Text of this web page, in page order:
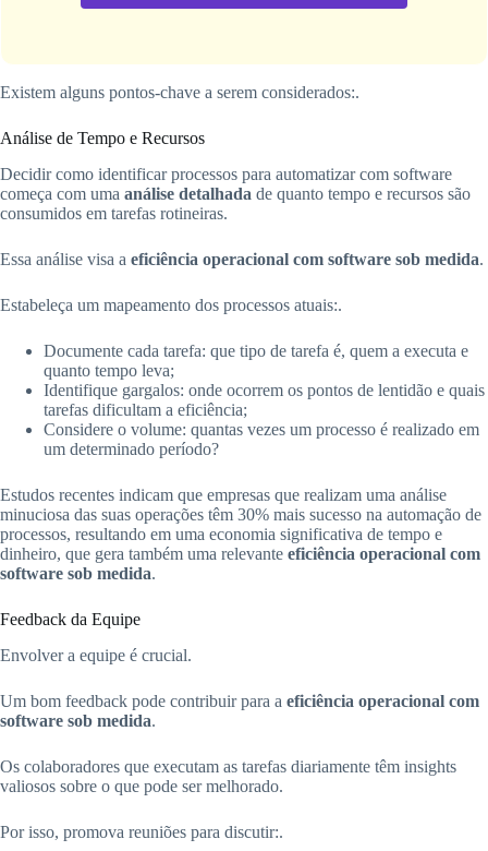
Existem alguns pontos-chave a serem considerados:.
Análise de Tempo e Recursos
Decidir como identificar processos para automatizar com software
começa com uma análise detalhada de quanto tempo e recursos são
consumidos em tarefas rotineiras.
Essa análise visa a eficiência operacional com software sob medida.
Estabeleça um mapeamento dos processos atuais:.
Documente cada tarefa: que tipo de tarefa é, quem a executa e
quanto tempo leva;
Identifique gargalos: onde ocorrem os pontos de lentidão e quais
tarefas dificultam a eficiência;
Considere o volume: quantas vezes um processo é realizado em
um determinado período?
Estudos recentes indicam que empresas que realizam uma análise
minuciosa das suas operações têm 30% mais sucesso na automação de
processos, resultando em uma economia significativa de tempo e
dinheiro, que gera também uma relevante eficiência operacional com
software sob medida.
Feedback da Equipe
Envolver a equipe é crucial.
Um bom feedback pode contribuir para a eficiência operacional com
software sob medida.
Os colaboradores que executam as tarefas diariamente têm insights
valiosos sobre o que pode ser melhorado.
Por isso, promova reuniões para discutir:.